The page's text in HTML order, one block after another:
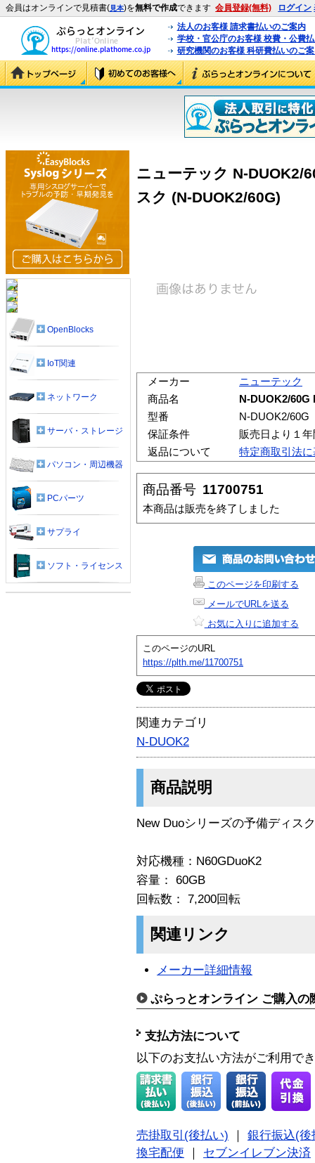
会員はオンラインで見積書(見本)を無料で作成できます 会員登録(無料) ログイン
法人のお客様 請求書払いのご案内
学校・官公庁のお客様 校費・公費
研究機関のお客様 科研費払いのご
ニューテック N-DUOK2/
スク (N-DUOK2/60G)
メーカー
ニューテック
商品名
N-DUOK2/60G
型番
N-DUOK2/60G
保証条件
販売日より１
返品について
特定商取引法
商品番号 11700751
本商品は販売を終了しました
このページを印刷する
メールでURLを送る
お気に入りに追加する
このページのURL
https://plth.me/11700751
関連カテゴリ
N-DUOK2
商品説明
New Duoシリーズの予備ディスク
対応機種：N60GDuoK2
容量： 60GB
回転数： 7,200回転
関連リンク
メーカー詳細情報
ぷらっとオンライン ご購入の
支払方法について
以下のお支払い方法がご利用で
売掛取引(後払い)
銀行振込(後
換宅配便
セブンイレブン決済
OpenBlocks
IoT関連
ネットワーク
サーバ・ストレージ
パソコン・周辺機器
PCパーツ
サプライ
ソフト・ライセンス